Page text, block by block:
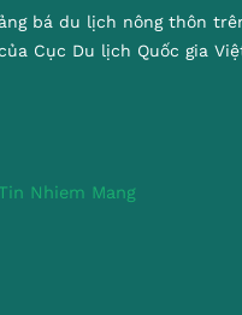
bá du lịch nông thôn
Cục Du lịch Quốc gia